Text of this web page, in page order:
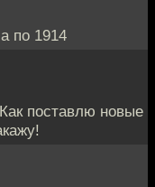
по 1914
поставлю новые